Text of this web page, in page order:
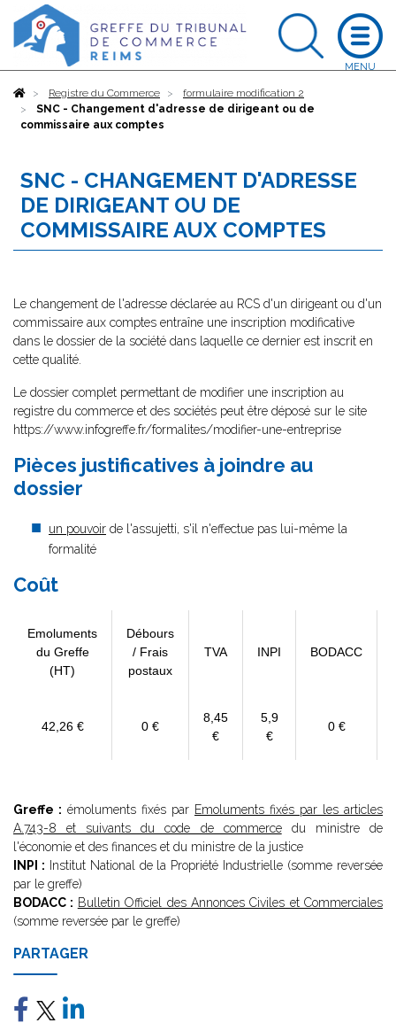
AccueilRegistre du Commerce
formulaire modification 2
SNC - Changement d'adresse de dirigeant ou de
commissaire aux comptes
SNC - CHANGEMENT D'ADRESSE
DE DIRIGEANT OU DE
COMMISSAIRE AUX COMPTES
Le changement de l'adresse déclarée au RCS d'un dirigeant ou d'un
commissaire aux comptes entraîne une inscription modificative
dans le dossier de la société dans laquelle ce dernier est inscrit en
cette qualité.
Le dossier complet permettant de modifier une inscription au
registre du commerce et des sociétés peut être déposé sur le site
https://www.infogreffe.fr/formalites/modifier-une-entreprise
Pièces justificatives à joindre au
dossier
un pouvoir de l'assujetti, s'il n'effectue pas lui-même la
formalité
Coût
Emoluments
du Greffe
(HT)
Débours
/ Frais
postaux
TVA INPI BODACC
42,26 € 0 €
8,45
€
5,9
€
0 €
Greffe : émoluments fixés par Emoluments fixés par les articles
A.743-8 et suivants du code de commercedu ministre de
l'économie et des finances et du ministre de la justice
INPI : Institut National de la Propriété Industrielle (somme reversée
par le greffe)
BODACC : Bulletin Officiel des Annonces Civiles et Commerciales
(somme reversée par le greffe)
PARTAGER